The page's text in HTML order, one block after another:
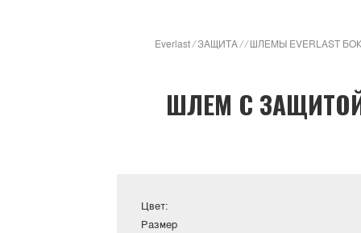
Everlast / ЗАЩИТА / / ШЛЕМЫ EVERLAST
ШЛЕМ С ЗАЩИТОЙ
Цвет:
Размер